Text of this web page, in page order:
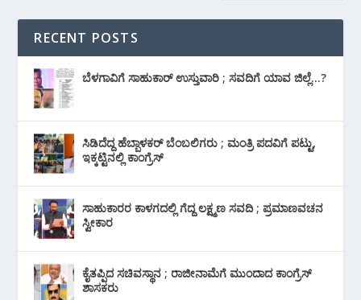
RECENT POSTS
ಬೆಳಗಾವಿಗೆ ಸಾಹುಕಾರ್ ಉಸ್ತುವಾರಿ ; ಸವದಿಗೆ ಯಾವ ಜಿಲ್ಲೆ…?
ಸಿಡಿದೆದ್ದ ಹೆಬ್ಬಾಳಕರ್ ಬೆಂಬಲಿಗರು ; ಮಂತ್ರಿ ಪದವಿಗೆ ‌ಪಟ್ಟು,
ಇಕ್ಕಟ್ಟಿನಲ್ಲಿ ಕಾಂಗ್ರೆಸ್
ಸಾಹುಕಾರರ ಕಾಳಗದಲ್ಲಿ ಗೆದ್ದ ಲಕ್ಷ್ಮಣ ಸವದಿ ; ಪ್ರಮಾಣವಚನ
ಸ್ವೀಕಾರ
ಕೈತಪ್ಪಿದ ಸಚಿವಸ್ಥಾನ ; ರಾಜೀನಾಮೆಗೆ ಮುಂದಾದ ಕಾಂಗ್ರೆಸ್
‌ಶಾಸಕರು